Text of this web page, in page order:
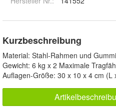
Kurzbeschreibung
Material: Stahl-Rahmen und
Gewicht: 6 kg x 2 Maximale
Auflagen-Größe: 30 x 10 x 4 cm (L